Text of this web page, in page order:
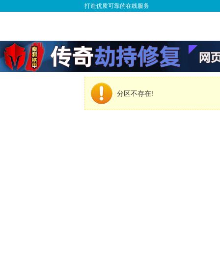
打造优质可靠的在线服务
分区不存在!